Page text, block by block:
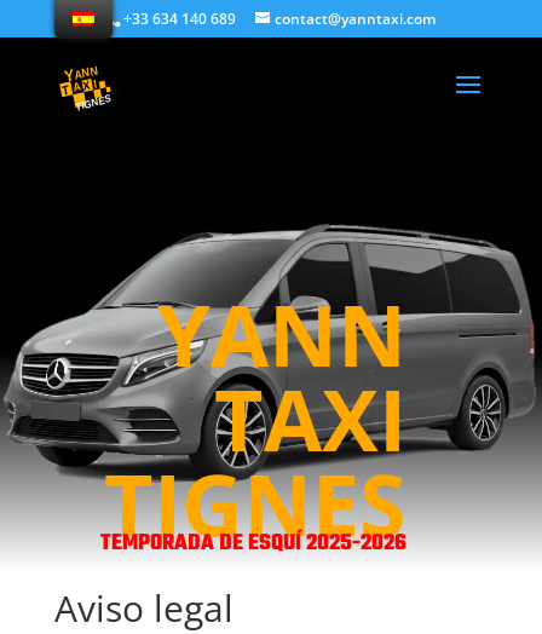
+33 634 140 689 contact@yanntaxi.com
YANN
TAXI
TIGNES
TEMPORADA DE ESQUÍ 2025-2026
Aviso legal